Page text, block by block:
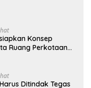
Konsep
Ruang Perkotaan
Ditindak Tegas